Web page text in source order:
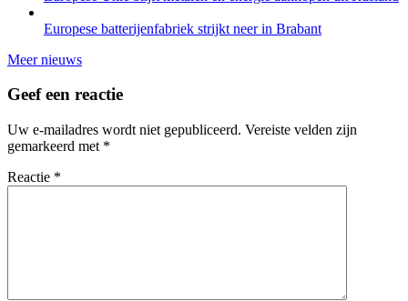
Europese batterijenfabriek strijkt neer in Brabant
Meer nieuws
Geef een reactie
Uw e-mailadres wordt niet gepubliceerd. Vereiste velden zijn
gemarkeerd met *
Reactie *